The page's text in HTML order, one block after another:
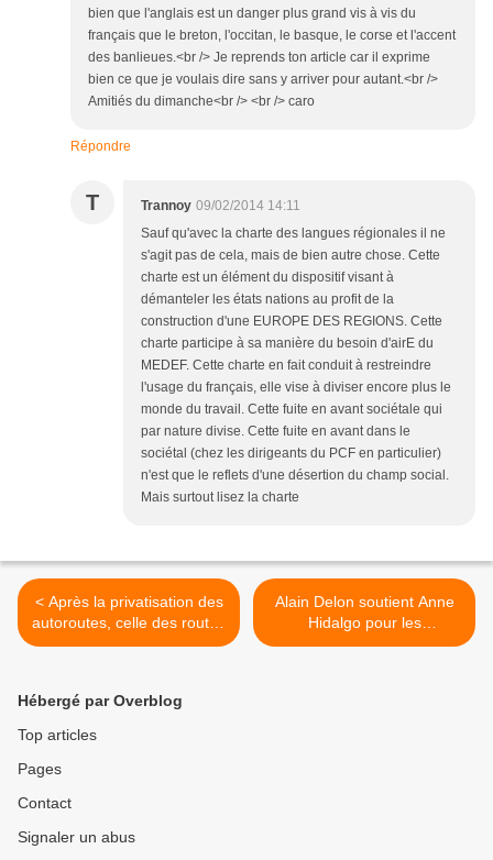
bien que l'anglais est un danger plus grand vis à vis du
français que le breton, l'occitan, le basque, le corse et l'accent
des banlieues.<br /> Je reprends ton article car il exprime
bien ce que je voulais dire sans y arriver pour autant.<br />
Amitiés du dimanche<br /> <br /> caro
Répondre
T Trannoy 09/02/2014 14:11
Sauf qu'avec la charte des langues régionales il ne
s'agit pas de cela, mais de bien autre chose. Cette
charte est un élément du dispositif visant à
démanteler les états nations au profit de la
construction d'une EUROPE DES REGIONS. Cette
charte participe à sa manière du besoin d'airE du
MEDEF. Cette charte en fait conduit à restreindre
l'usage du français, elle vise à diviser encore plus le
monde du travail. Cette fuite en avant sociétale qui
par nature divise. Cette fuite en avant dans le
sociétal (chez les dirigeants du PCF en particulier)
n'est que le reflets d'une désertion du champ social.
Mais surtout lisez la charte
< Après la privatisation des
autoroutes, celle des routes
nationales
Alain Delon soutient Anne
Hidalgo pour les
municipales à Paris >
Hébergé par Overblog
Top articles
Pages
Contact
Signaler un abus